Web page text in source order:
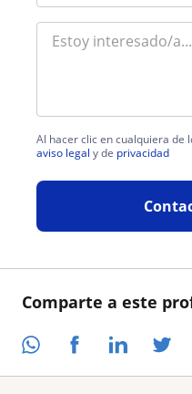
Comparte a este
Al hacer clic en cualquiera de
aviso legal y de privacidad